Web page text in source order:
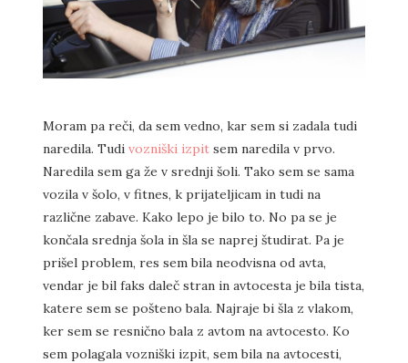
Moram pa reči, da sem vedno, kar sem si zadala tudi
naredila. Tudi vozniški izpit sem naredila v prvo.
Naredila sem ga že v srednji šoli. Tako sem se sama
vozila v šolo, v fitnes, k prijateljicam in tudi na
različne zabave. Kako lepo je bilo to. No pa se je
končala srednja šola in šla se naprej študirat. Pa je
prišel problem, res sem bila neodvisna od avta,
vendar je bil faks daleč stran in avtocesta je bila tista,
katere sem se pošteno bala. Najraje bi šla z vlakom,
ker sem se resnično bala z avtom na avtocesto. Ko
sem polagala vozniški izpit, sem bila na avtocesti,